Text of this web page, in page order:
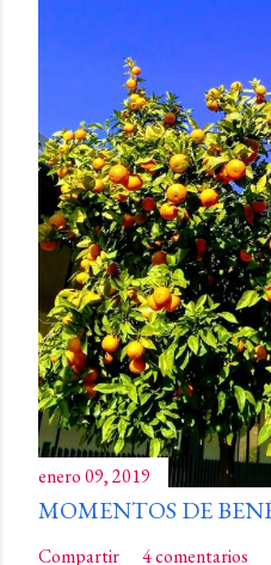
enero 09, 2019
MOMENTOS DE
Compartir 4 comentarios